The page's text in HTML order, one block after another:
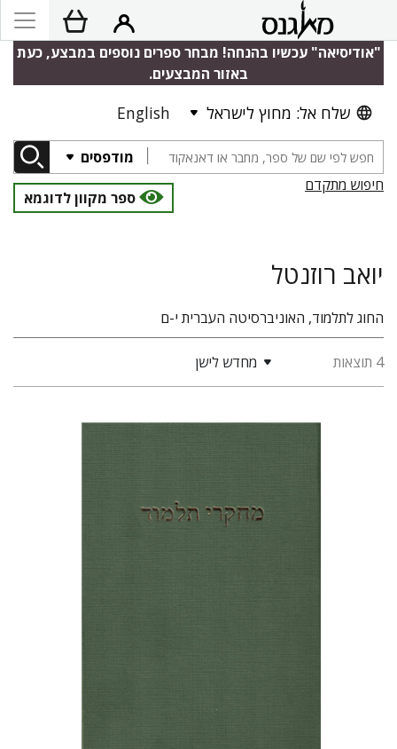
"אודיסיאה" עכשיו בהנחה! מבחר ספרים נוספים במבצע, כעת
באזור המבצעים.
שלח אל: מחוץ לישראל English
מודפסים
חיפוש מתקדם
ספר מקוון לדוגמא
יואב רוזנטל
החוג לתלמוד, האוניברסיטה העברית י-ם
4 תוצאות מחדש לישן
שלמה נאה יואב רוזנטל